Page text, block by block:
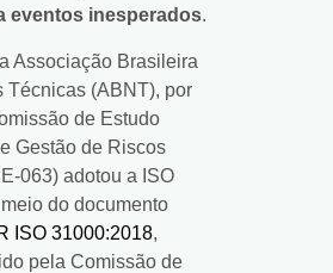
eventos inesperados.
Associação Brasileira
Técnicas (ABNT), por
de Estudo
Gestão de Riscos
063) adotou a ISO
do documento
ISO 31000:2018,
pela Comissão de